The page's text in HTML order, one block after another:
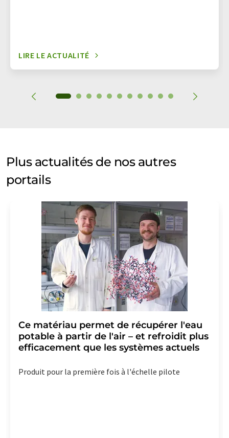
LIRE LE ACTUALITÉ
Plus actualités de nos autres
portails
Ce matériau permet de récupérer l'eau
potable à partir de l'air – et refroidit plus
efficacement que les systèmes actuels
Produit pour la première fois à l'échelle pilote